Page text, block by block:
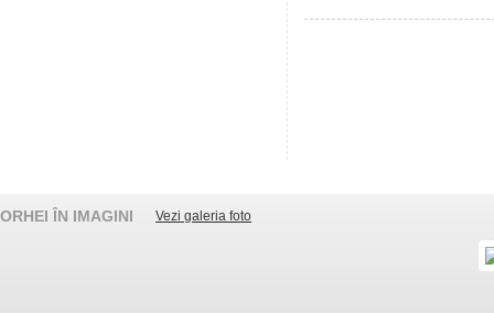
ORHEI ÎN IMAGINI Vezi galeria foto